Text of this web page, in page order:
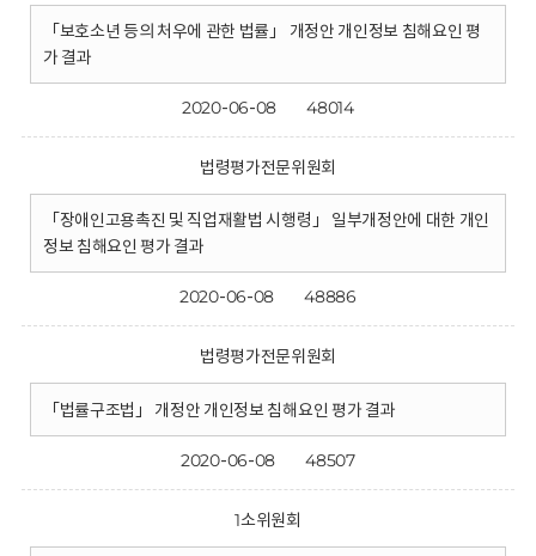
「보호소년 등의 처우에 관한 법률」 개정안 개인정보 침해요인 평
가 결과
2020-06-08 48014
법령평가전문위원회
「장애인고용촉진 및 직업재활법 시행령」 일부개정안에 대한 개인
정보 침해요인 평가 결과
2020-06-08 48886
법령평가전문위원회
「법률구조법」 개정안 개인정보 침해요인 평가 결과
2020-06-08 48507
1소위원회